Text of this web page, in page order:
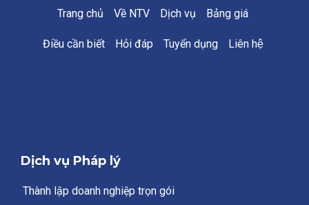
Trang chủ Về NTV Dịch vụ Bảng giá
Điều cần biết Hỏi đáp Tuyển dụng Liên hệ
Dịch vụ Pháp lý
Thành lập doanh nghiệp trọn gói